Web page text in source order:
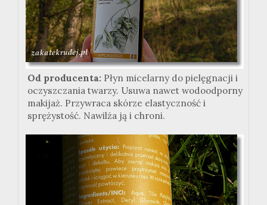
Od producenta: Płyn micelarny do pielęgnacji i
oczyszczania twarzy. Usuwa nawet wodoodporny
makijaż. Przywraca skórze elastyczność i
sprężystość. Nawilża ją i chroni.